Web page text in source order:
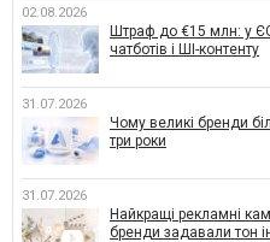
02.08.2026
Штраф до €15 млн: у
чатботів і ШІ-контенту
31.07.2026
Чому великі бренди
три роки
31.07.2026
Найкращі рекламні
бренди задавали тон